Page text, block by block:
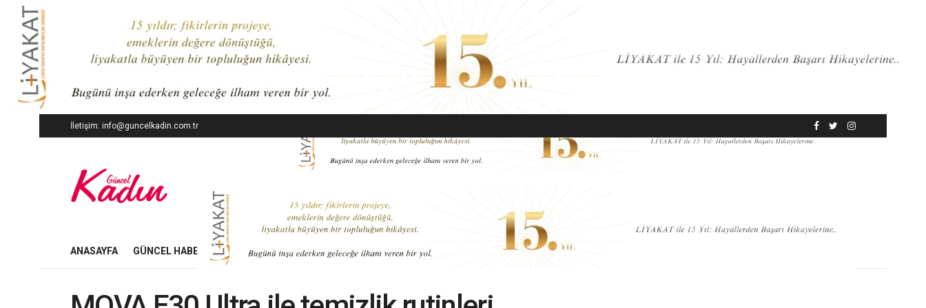
İletişim: info@guncelkadin.com.tr
ANASAYFA GÜNCEL HABERLER İŞ DÜNYASI EKONOMI MODA GÜZELLIK YAŞAM SANAT